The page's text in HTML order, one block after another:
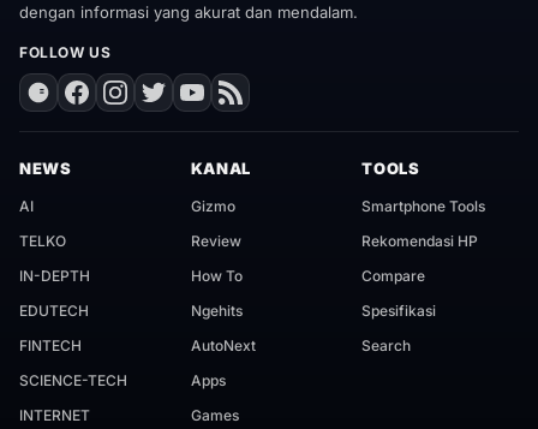
dengan informasi yang akurat dan mendalam.
FOLLOW US
NEWS
AI
TELKO
IN-DEPTH
EDUTECH
FINTECH
SCIENCE-TECH
INTERNET
KANAL
Gizmo
Review
How To
Ngehits
AutoNext
Apps
Games
TOOLS
Smartphone Tools
Rekomendasi HP
Compare
Spesifikasi
Search